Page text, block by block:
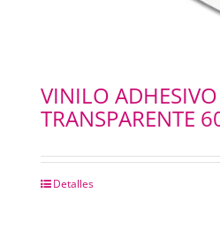
VINILO
TRANSPARENTE
Detalles